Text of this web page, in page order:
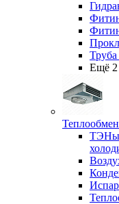
Ещё 2
ТЭНы